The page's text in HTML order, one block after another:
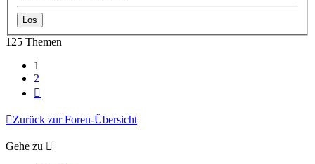
125 Themen
1
2
Zurück zur Foren-Übersicht
Gehe zu